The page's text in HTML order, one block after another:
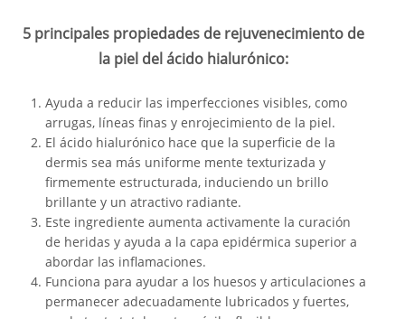
5 principales propiedades de rejuvenecimiento de
la piel del ácido hialurónico:
Ayuda a reducir las imperfecciones visibles, como
arrugas, líneas finas y enrojecimiento de la piel.
El ácido hialurónico hace que la superficie de la
dermis sea más uniforme mente texturizada y
firmemente estructurada, induciendo un brillo
brillante y un atractivo radiante.
Este ingrediente aumenta activamente la curación
de heridas y ayuda a la capa epidérmica superior a
abordar las inflamaciones.
Funciona para ayudar a los huesos y articulaciones a
permanecer adecuadamente lubricados y fuertes,